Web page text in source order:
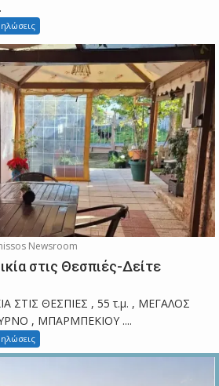
Newsroom
στις Θεσπιές-Δείτε
ΣΤΙΣ ΘΕΣΠΙΕΣ , 55 τ.μ. , ΜΕΓΑΛΟΣ
, ΜΠΑΡΜΠΕΚΙΟΥ ....